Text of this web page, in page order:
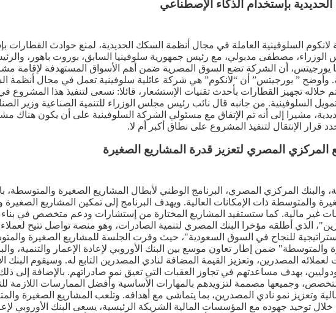
بإستخدام الذكاء الإصطناعي
السلوفينية العاملة في مجال أنظمة السكك الحديدية، لمنع حوادث
مصطفى مدبولي، مع رئيس جمهورية سلوفينيا السابق، بوروت باهور،
يورجيتس، أن الشركة تضع السوق المصرية ضمن أهم الأسواق المستهدفة لإقامة
وأوضح ” يورجيتس” أن “لانكوم” هي شركة عائلية سلوفينية تعمل في مجال أنظمة
تجهيز القطارات بأحدث تقنيات الإستشعار، قائلا: نسعى لتنفيذ هذا المشروع
السلوفينية. من جانبه قال نائب رئيس مجلس الوزراء للتنمية الصناعية وزير
مشيرا إلى أنه تم الإتفاق مع مسئولي الشركة السلوفينية على أن يكون هناك
الإنتقال لتنفيذ المشروع على نطاق أكبر أم لا.
المركزي المصري لتعزيز قدرة المشاريع الصغيرة
والبنك المركزي المصري، البرنامج الوطني لأبطال المشاريع الصغيرة
والمتوسطة ذات الإمكانات العالية. ويهدف البرنامج إلى تمكين المشاريع
مالية. كما ستستفيد المشاريع المختارة من إستشارات ودعم متخصص في بناء
الذي أطلقه مؤخرا البنك المصري لتنمية الصادرات، وهو منصة تواصل تتيح
للنجاح في السوق السعودية"، حيث وفرت الجلسة للمشاريع الصغيرة
والمتوسطة" ضمن إطار تعاون موسع بين البنك الأوروبي لإعادة الإعمار والتنمية،
لعملائه المصدرين، وتعزيز القيمة المضافة لنادي المصدرين التابع له. وسيقوم البنك
بهدف مساعدتهم في تجاوز العقبات التي تعيق نمو صادراتهم. بالإضافة إلى
وجميعها مصممة لتزويدهم بالمهارات الأساسية وأفضل الممارسات اللازمة
وتعزيز نمو نادي المصدرين، بما يتماشى مع أهدافه. وتلعب المشاريع الصغيرة
توحيد جهوده مع المؤسسات المالية الشريكة الرئيسية، يسعى البنك الأوروبي